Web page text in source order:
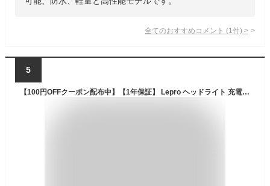
全てのおすすめコメント (1 件) >
5
【100円OFFクーポン配布中】【1年保証】 Lepro ヘッドライト 充電式 ヘッドランプ「1個セット・2個セット」USB充電式type-C 防水仕様 3時間満充電 実用点灯30時間 白＆赤点灯 高輝度 明るさ150ルーン照射角度調整可 ヘッドライト軽量 ヘルメットライト作業用父の日